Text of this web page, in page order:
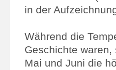
in der
Während die
Geschichte
Mai und Juni die